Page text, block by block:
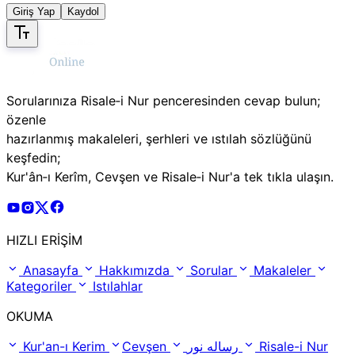
Giriş Yap Kaydol
Sorularınıza Risale‑i Nur penceresinden cevap bulun;
özenle
hazırlanmış makaleleri, şerhleri ve ıstılah sözlüğünü
keşfedin;
Kur'ân‑ı Kerîm, Cevşen ve Risale‑i Nur'a tek tıkla ulaşın.
Risale Online Youtube Hesabı
Risale Online Instagram Hesabı
Risale Online X Hesabı
HIZLI ERİŞİM
Anasayfa
Hakkımızda Sorular
Makaleler
Kategoriler
Istılahlar
OKUMA
Kur'an-ı Kerim
Cevşen Risale-i Nur